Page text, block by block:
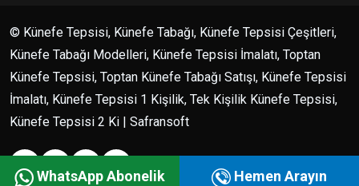
© Künefe Tepsisi, Künefe Tabağı, Künefe Tepsisi Çeşitleri,
Künefe Tabağı Modelleri, Künefe Tepsisi İmalatı, Toptan
Künefe Tepsisi, Toptan Künefe Tabağı Satışı, Künefe Tepsisi
İmalatı, Künefe Tepsisi 1 Kişilik, Tek Kişilik Künefe Tepsisi,
Künefe Tepsisi 2 Ki | Safransoft
WhatsApp Abonelik Hemen Arayın